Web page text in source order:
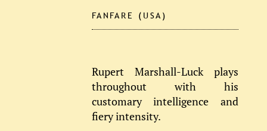
FANFARE (USA)
Rupert Marshall-Luck plays
throughout with his
customary intelligence and
fiery intensity.